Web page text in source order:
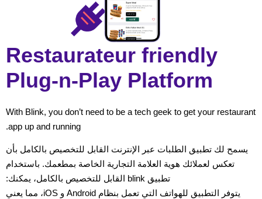
Restaurateur friendly
Plug-n-Play Platform
With Blink, you don’t need to be a tech geek to get your restaurant
app up and running.
يسمح لك تطبيق الطلبات عبر الإنترنت القابل للتخصيص بالكامل بأن
تعكس لعملائك هوية العلامة التجارية الخاصة بمطعمك. باستخدام
تطبيق blink القابل للتخصيص بالكامل، يمكنك:
يتوفر التطبيق للهواتف التي تعمل بنظام Android و iOS، مما يعني